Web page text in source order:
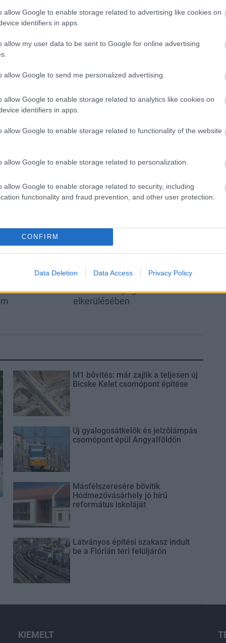
allow Google to enable storage related to advertising like cookies on
identifiers in apps.
allow my user data to be sent to Google for online advertising
allow Google to send me personalized advertising.
allow Google to enable storage related to analytics like cookies on
identifiers in apps.
allow Google to enable storage related to functionality of the website
allow Google to enable storage related to personalization.
allow Google to enable storage related to security, including
functionality and fraud prevention, and other user protection.
CONFIRM
Data Deletion Data Access Privacy Policy
Pluszt már több mint 20 ezer hallgató
és teljesen szabad felhasználású hitelt egy év
és az igénylés NEPTUN rendszeren
aláírással történő szerződéskötésre, így nincs
benyújtására.
szakirányú
erősít a Gál
Országos hírek
A lakosságra is fontos szerep
hárul a szúnyoginvázió
elkerülésében
M1 bővítés: már zajlik a teljesen új
Bicske Kelet csomópont építése
Új gyalogosátkelők és jelzőlámpás
csomópont épül Angyalföldön
Másfélszeresére bővítik
Hódmezővásárhely jó hírű
református iskoláját
Látványos építési szakasz indult
be a Flórián téri felüljárón
KIEMELT